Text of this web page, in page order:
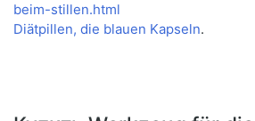
beim-stillen.html
Diätpillen, die blauen Kapseln.